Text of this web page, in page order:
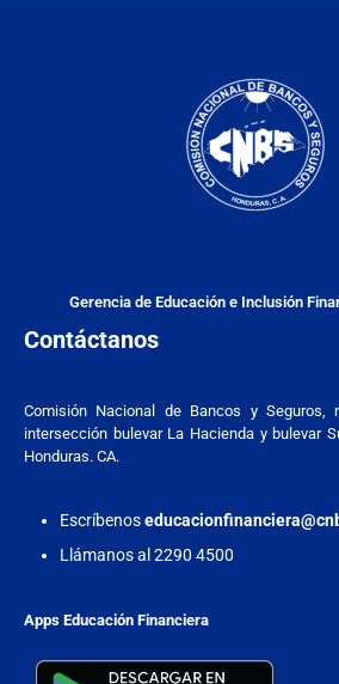
Gerencia de Educación e Inclusión
Contáctanos
Comisión Nacional de Bancos y Seguros,
intersección bulevar La Hacienda y bulevar
Honduras. CA.
Escríbenos
Llámanos al 2290 4500
Apps Educación Financiera